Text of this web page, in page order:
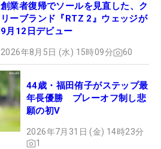
創業者復帰でソールを見直した、ク
リーブランド『RTZ 2』ウェッジが
9月12日デビュー
2026年8月5日 (水) 15時09分 60
44歳・福田侑子がステップ最
年長優勝 プレーオフ制し悲
願の初V
2026年7月31日 (金) 14時23分
1